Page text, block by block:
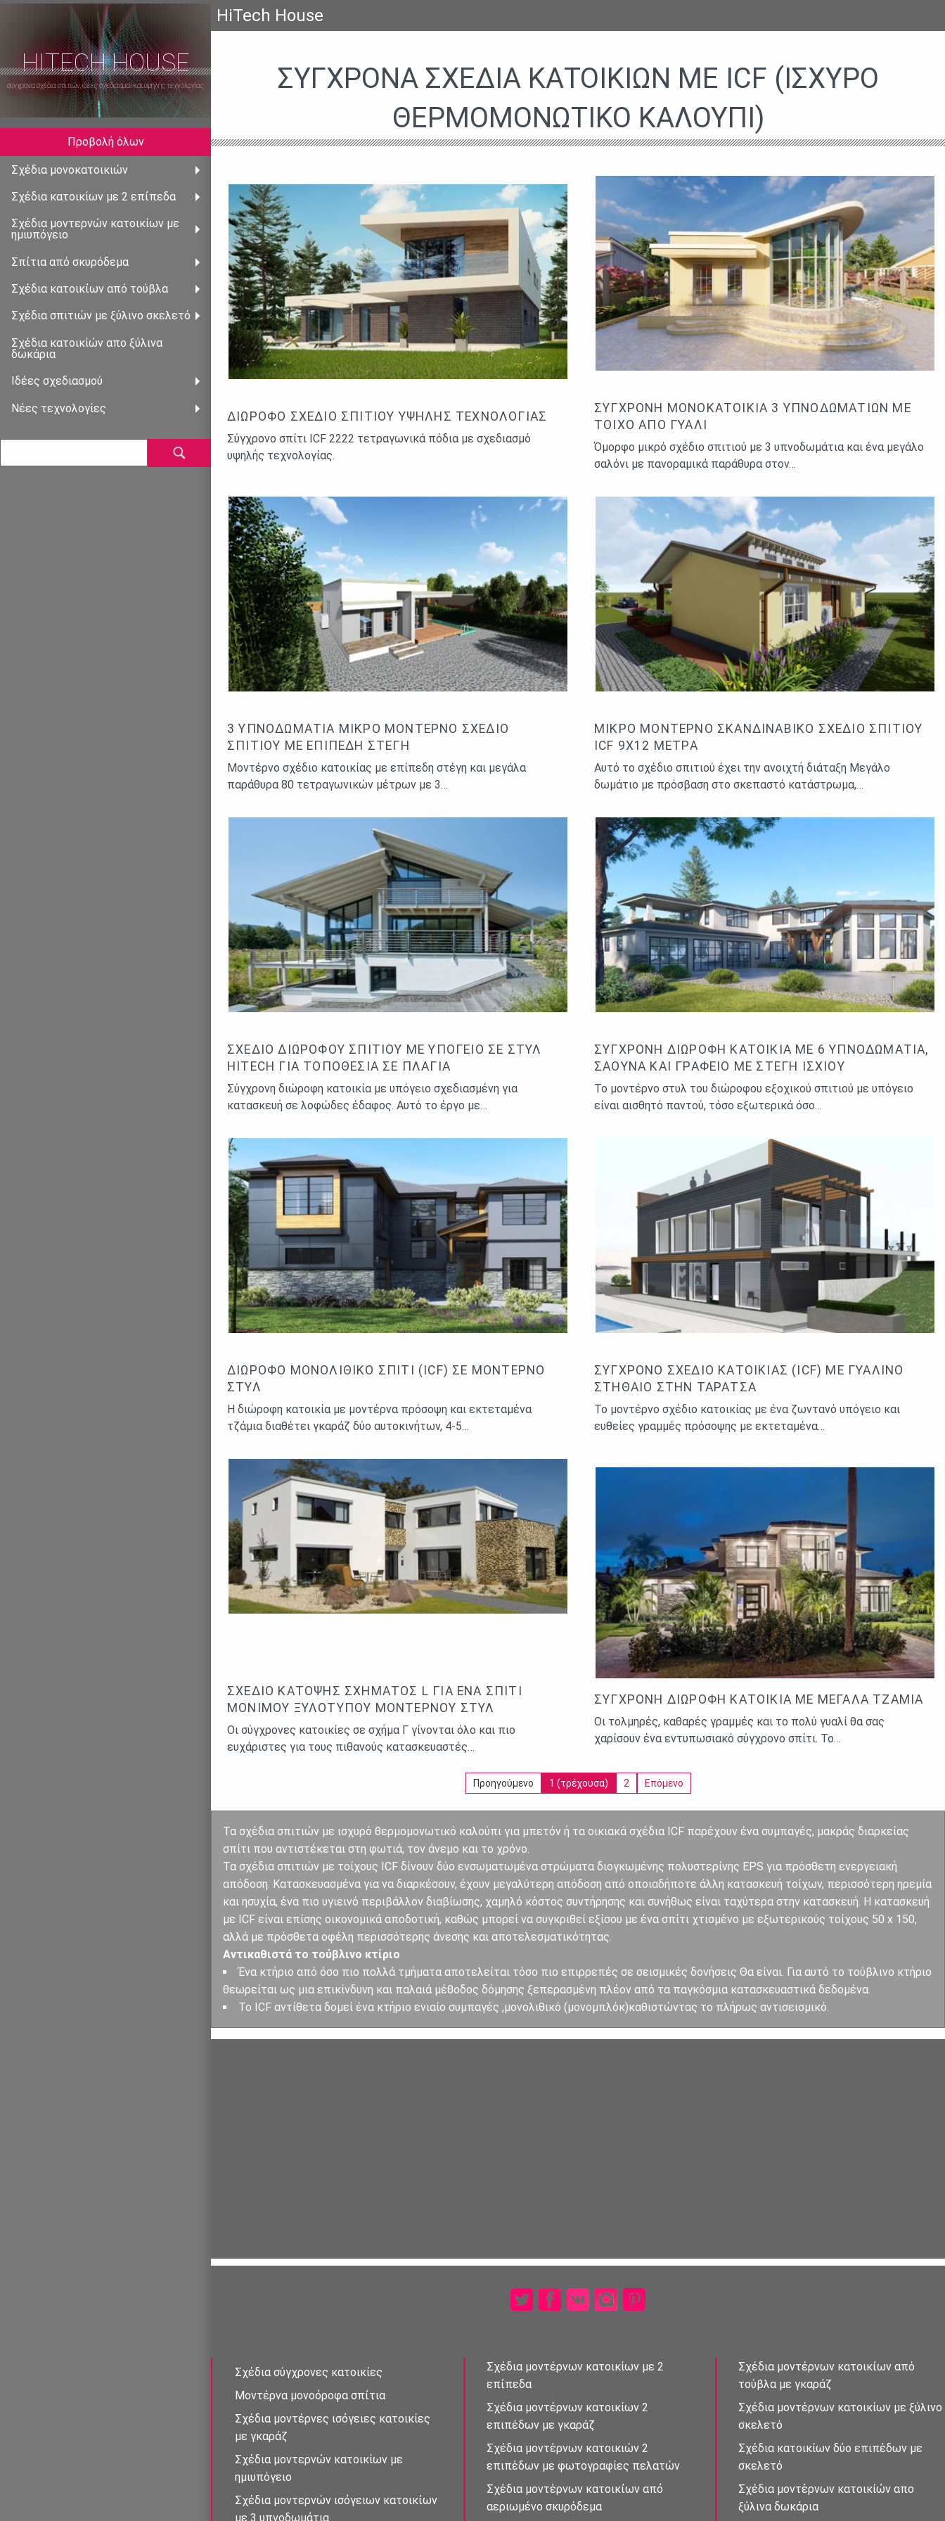
HITECH HOUSE
σύγχρονα σχέδια σπιτιών, ιδέες σχεδιασμού και υψηλής τεχνολογίας
Προβολή όλων
Σχέδια μονοκατοικιών
Σχέδια κατοικίων με 2 επἰπεδα
Σχέδια μοντερνὠν κατοικίων με
ημιυπόγειο
Σπἰτια από σκυρόδεμα
Σχέδια κατοικἰων από τούβλα
Σχέδια σπιτιών με ξύλινο σκελετό
Σχέδια κατοικίὠν απο ξὐλινα
δωκάρια
Ιδέες σχεδιασμού
Νέες τεχνολογίες
HiTech House
ΣΎΓΧΡΟΝΑ ΣΧΈΔΙΑ ΚΑΤΟΙΚἸΩΝ ΜΕ ICF (ΙΣΧΥΡΌ
ΘΕΡΜΟΜΟΝΩΤΙΚΌ ΚΑΛΟΎΠΙ)
ΔΙΏΡΟΦΟ ΣΧΈΔΙΟ ΣΠΙΤΙΟΎ ΥΨΗΛΉΣ ΤΕΧΝΟΛΟΓΊΑΣ
Σύγχρονο σπίτι ICF 2222 τετραγωνικά πόδια με σχεδιασμό
υψηλής τεχνολογίας.
ΣΎΓΧΡΟΝΗ ΜΟΝΟΚΑΤΟΙΚΊΑ 3 ΥΠΝΟΔΩΜΑΤΊΩΝ ΜΕ
ΤΟΊΧΟ ΑΠΌ ΓΥΑΛΊ
Όμορφο μικρό σχέδιο σπιτιού με 3 υπνοδωμάτια και ένα μεγάλο
σαλόνι με πανοραμικά παράθυρα στον…
3 ΥΠΝΟΔΩΜΆΤΙΑ ΜΙΚΡΌ ΜΟΝΤΈΡΝΟ ΣΧΈΔΙΟ
ΣΠΙΤΙΟΎ ΜΕ ΕΠΊΠΕΔΗ ΣΤΈΓΗ
Μοντέρνο σχέδιο κατοικίας με επίπεδη στέγη και μεγάλα
παράθυρα 80 τετραγωνικών μέτρων με 3…
ΜΙΚΡΌ ΜΟΝΤΈΡΝΟ ΣΚΑΝΔΙΝΑΒΙΚΌ ΣΧΈΔΙΟ ΣΠΙΤΙΟΎ
ICF 9X12 ΜΈΤΡΑ
Αυτό το σχέδιο σπιτιού έχει την ανοιχτή διάταξη Μεγάλο
δωμάτιο με πρόσβαση στο σκεπαστό κατάστρωμα,…
ΣΧΈΔΙΟ ΔΙΏΡΟΦΟΥ ΣΠΙΤΙΟΎ ΜΕ ΥΠΌΓΕΙΟ ΣΕ ΣΤΥΛ
HITECH ΓΙΑ ΤΟΠΟΘΕΣΊΑ ΣΕ ΠΛΑΓΙΆ
Σύγχρονη διώροφη κατοικία με υπόγειο σχεδιασμένη για
κατασκευή σε λοφώδες έδαφος. Αυτό το έργο με…
ΣΎΓΧΡΟΝΗ ΔΙΏΡΟΦΗ ΚΑΤΟΙΚΊΑ ΜΕ 6 ΥΠΝΟΔΩΜΆΤΙΑ,
ΣΆΟΥΝΑ ΚΑΙ ΓΡΑΦΕΊΟ ΜΕ ΣΤΈΓΗ ΙΣΧΊΟΥ
Το μοντέρνο στυλ του διώροφου εξοχικού σπιτιού με υπόγειο
είναι αισθητό παντού, τόσο εξωτερικά όσο…
ΔΙΏΡΟΦΟ ΜΟΝΟΛΙΘΙΚΌ ΣΠΊΤΙ (ICF) ΣΕ ΜΟΝΤΈΡΝΟ
ΣΤΥΛ
Η διώροφη κατοικία με μοντέρνα πρόσοψη και εκτεταμένα
τζάμια διαθέτει γκαράζ δύο αυτοκινήτων, 4-5…
ΣΎΓΧΡΟΝΟ ΣΧΈΔΙΟ ΚΑΤΟΙΚΊΑΣ (ICF) ΜΕ ΓΥΆΛΙΝΟ
ΣΤΗΘΑΊΟ ΣΤΗΝ ΤΑΡΆΤΣΑ
Το μοντέρνο σχέδιο κατοικίας με ένα ζωντανό υπόγειο και
ευθείες γραμμές πρόσοψης με εκτεταμένα…
ΣΧΈΔΙΟ ΚΆΤΟΨΗΣ ΣΧΉΜΑΤΟΣ L ΓΙΑ ΈΝΑ ΣΠΊΤΙ
ΜΌΝΙΜΟΥ ΞΥΛΌΤΥΠΟΥ ΜΟΝΤΈΡΝΟΥ ΣΤΥΛ
Οι σύγχρονες κατοικίες σε σχήμα Γ γίνονται όλο και πιο
ευχάριστες για τους πιθανούς κατασκευαστές…
ΣΎΓΧΡΟΝΗ ΔΙΏΡΟΦΗ ΚΑΤΟΙΚΊΑ ΜΕ ΜΕΓΆΛΑ ΤΖΆΜΙΑ
Οι τολμηρές, καθαρές γραμμές και το πολύ γυαλί θα σας
χαρίσουν ένα εντυπωσιακό σύγχρονο σπίτι. Το…
Προηγούμενο 1 (τρέχουσα) 2 Επόμενο
Τα σχἐδια σπιτιὠν με ισχυρό θερμομονωτικό καλούπι για μπετόν ή τα οικιακά σχέδια ICF παρέχουν ένα συμπαγές, μακράς διαρκείας
σπίτι που αντιστέκεται στη φωτιά, τον άνεμο και το χρόνο.
Τα σχέδια σπιτιών με τοίχους ICF δίνουν δύο ενσωματωμένα στρώματα διογκωμένης πολυστερίνης EPS για πρόσθετη ενεργειακή
απόδοση. Κατασκευασμένα για να διαρκέσουν, έχουν μεγαλύτερη απόδοση από οποιαδήποτε άλλη κατασκευή τοίχων, περισσότερη ηρεμία
και ησυχία, ένα πιο υγιεινό περιβάλλον διαβίωσης, χαμηλό κόστος συντήρησης και συνήθως είναι ταχύτερα στην κατασκευή. Η κατασκευή
με ICF είναι επίσης οικονομικά αποδοτική, καθώς μπορεί να συγκριθεί εξίσου με ένα σπίτι χτισμένο με εξωτερικούς τοίχους 50 x 150,
αλλά με πρόσθετα οφέλη περισσότερης άνεσης και αποτελεσματικότητας.
Αντικαθιστά το τούβλινο κτίριο
Ένα κτήριο από όσο πιο πολλά τμήματα αποτελείται τόσο πιο επιρρεπές σε σεισμικές δονήσεις Θα είναι. Για αυτό το τούβλινο κτήριο
θεωρείται ως μια επικίνδυνη και παλαιά μέθοδος δόμησης ξεπερασμένη πλέον από τα παγκόσμια κατασκευαστικά δεδομένα.
Το ICF αντίθετα δομεί ένα κτήριο ενιαίο συμπαγές ,μονολιθικό (μονομπλόκ)καθιστώντας το πλήρως αντισεισμικό.
Σχέδια σύγχρονες κατοικίες
Μοντέρνα μονοὀροφα σπἰτια
Σχέδια μοντέρνες ισὀγειες κατοικίες
με γκαράζ
Σχέδια μοντερνὠν κατοικίων με
ημιυπόγειο
Σχέδια μοντερνών ισὀγειων κατοικἰων
με 3 υπνοδωμἀτια
Σχέδια μοντέρνων κατοικίων με 2
επἰπεδα
Σχέδια μοντέρνων κατοικίων 2
επιπέδων με γκαράζ
Σχέδια μοντἐρνων κατοικιών 2
επιπἐδων με φωτογραφίες πελατών
Σχἐδια μοντἐρνων κατοικἰων απὀ
αεριωμένο σκυρόδεμα
Σχέδια μοντέρνων κατοικἰων από
τούβλα με γκαράζ
Σχέδια μοντέρνων κατοικίων με ξύλινο
σκελετό
Σχέδια κατοικίων δὐο επιπἐδων με
σκελετό
Σχέδια μοντἐρνων κατοικίὠν απο
ξὐλινα δωκάρια